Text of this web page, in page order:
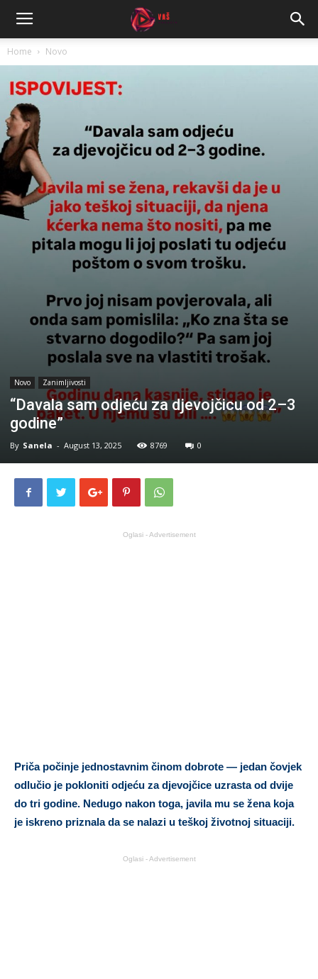
Home Novo
Novo Zanimljivosti
“Davala sam odjeću za djevojčicu od 2–3
godine”
By Sanela - August 13, 2025 8769 0
Oglasi - Advertisement
Priča počinje jednostavnim činom dobrote — jedan čovjek
odlučio je pokloniti odjeću za djevojčice uzrasta od dvije
do tri godine. Nedugo nakon toga, javila mu se žena koja
je iskreno priznala da se nalazi u teškoj životnoj situaciji.
Oglasi - Advertisement